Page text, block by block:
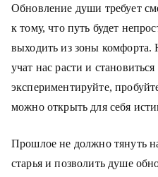
Обновление души требует
к тому, что путь будет
выходить из зоны
учат нас расти и
экспериментируйте,
можно открыть для себя
Прошлое не должно тянуть
старья и позволить душе